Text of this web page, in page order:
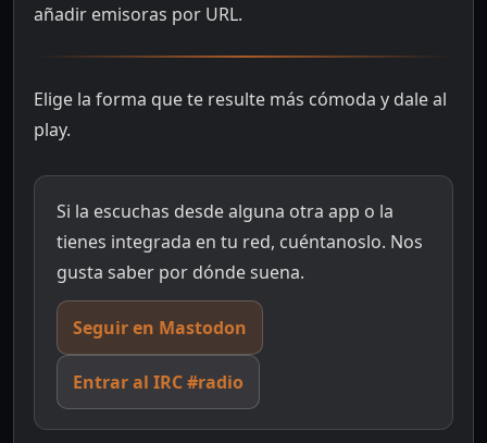
añadir emisoras por URL.
Elige la forma que te resulte más cómoda y dale al
play.
Si la escuchas desde alguna otra app o la
tienes integrada en tu red, cuéntanoslo. Nos
gusta saber por dónde suena.
Seguir en Mastodon
Entrar al IRC #radio